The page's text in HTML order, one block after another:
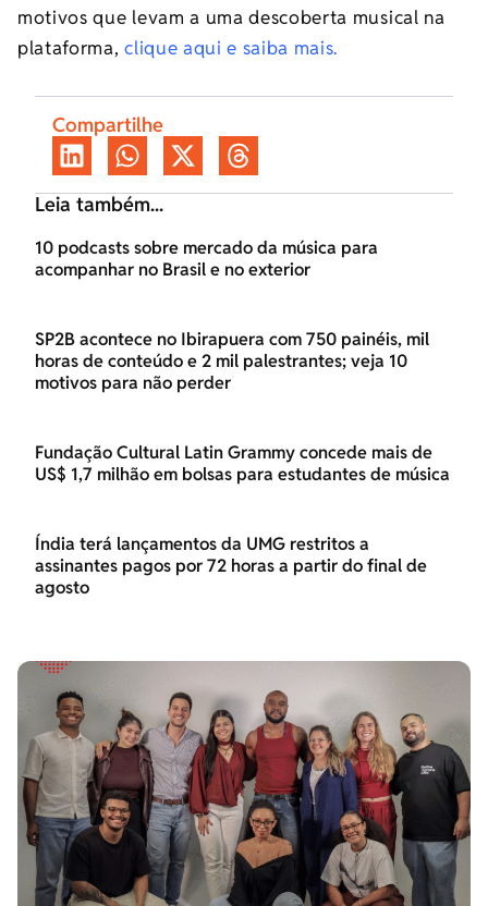
motivos que levam a uma descoberta musical na
plataforma, clique aqui e saiba mais.
Compartilhe
Leia também...
10 podcasts sobre mercado da música para
acompanhar no Brasil e no exterior
SP2B acontece no Ibirapuera com 750 painéis, mil
horas de conteúdo e 2 mil palestrantes; veja 10
motivos para não perder
Fundação Cultural Latin Grammy concede mais de
US$ 1,7 milhão em bolsas para estudantes de música
Índia terá lançamentos da UMG restritos a
assinantes pagos por 72 horas a partir do final de
agosto